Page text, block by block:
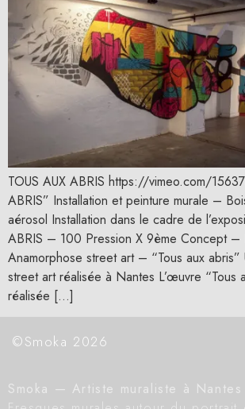
TOUS AUX ABRIS https://vimeo.com/
ABRIS” Installation et peinture murale –
aérosol Installation dans le cadre de
ABRIS – 100 Pression X 9ème Concept –
Anamorphose street art – “Tous aux abris”
street art réalisée à Nantes L’œuvre “Tous
réalisée […]
©Smoka 2026
Smoka — Artiste muraliste à Nantes